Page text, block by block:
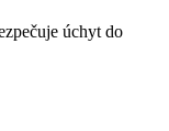
úchyt do